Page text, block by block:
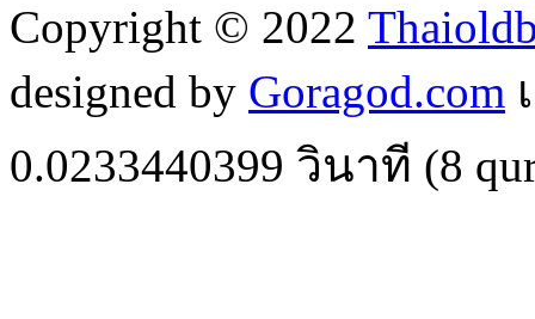
Copyright © 2022
designed by Goragod.com
0.0233440399 วินาที (8